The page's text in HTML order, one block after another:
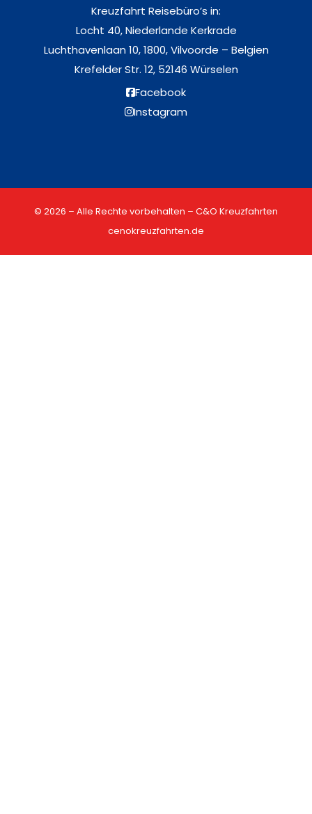
Kreuzfahrt Reisebüro’s in:
Locht 40, Niederlande Kerkrade
Luchthavenlaan 10, 1800, Vilvoorde – Belgien
Krefelder Str. 12, 52146 Würselen
Facebook
Instagram
© 2026 – Alle Rechte vorbehalten – C&O Kreuzfahrten
cenokreuzfahrten.de